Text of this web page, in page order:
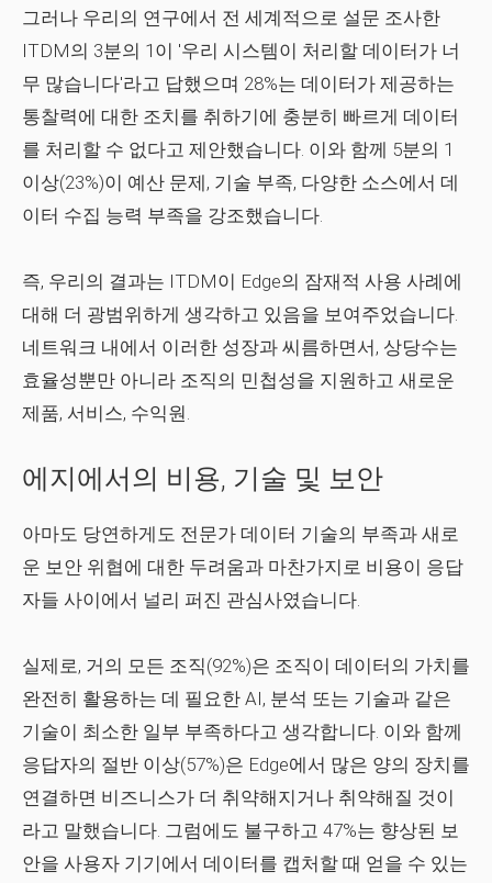
그러나 우리의 연구에서 전 세계적으로 설문 조사한
ITDM의 3분의 1이 '우리 시스템이 처리할 데이터가 너
무 많습니다'라고 답했으며 28%는 데이터가 제공하는
통찰력에 대한 조치를 취하기에 충분히 빠르게 데이터
를 처리할 수 없다고 제안했습니다. 이와 함께 5분의 1
이상(23%)이 예산 문제, 기술 부족, 다양한 소스에서 데
이터 수집 능력 부족을 강조했습니다.
즉, 우리의 결과는 ITDM이 Edge의 잠재적 사용 사례에
대해 더 광범위하게 생각하고 있음을 보여주었습니다.
네트워크 내에서 이러한 성장과 씨름하면서, 상당수는
효율성뿐만 아니라 조직의 민첩성을 지원하고 새로운
제품, 서비스, 수익원.
에지에서의 비용, 기술 및 보안
아마도 당연하게도 전문가 데이터 기술의 부족과 새로
운 보안 위협에 대한 두려움과 마찬가지로 비용이 응답
자들 사이에서 널리 퍼진 관심사였습니다.
실제로, 거의 모든 조직(92%)은 조직이 데이터의 가치를
완전히 활용하는 데 필요한 AI, 분석 또는 기술과 같은
기술이 최소한 일부 부족하다고 생각합니다. 이와 함께
응답자의 절반 이상(57%)은 Edge에서 많은 양의 장치를
연결하면 비즈니스가 더 취약해지거나 취약해질 것이
라고 말했습니다. 그럼에도 불구하고 47%는 향상된 보
안을 사용자 기기에서 데이터를 캡처할 때 얻을 수 있는